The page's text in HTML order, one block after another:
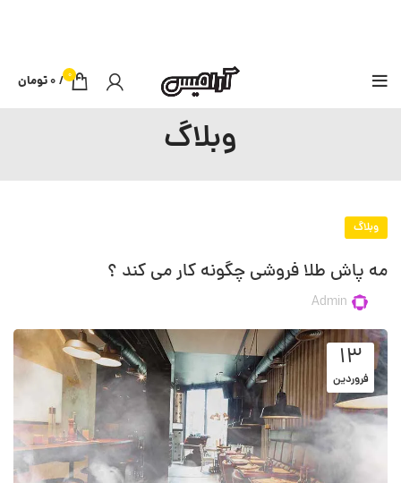
0
/
0تومان
وبلاگ
وبلاگ
مه پاش طلا فروشی چگونه کار می کند ؟
Admin
۱۳
فروردین